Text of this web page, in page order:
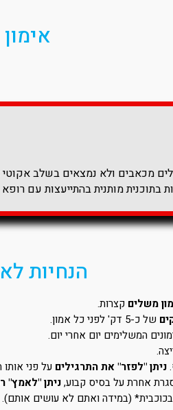
מכאבים ולא נמצאים בשלב אקוטי
בתוכנית מותנית בהתייעצות עם רופא
הנחיות
משלים קצרות.
של כ-5 דק' לפני כל אמון.
המשלימים יום אחרי יום.
ניתן "לפזר" את התרגילים על פני אותו
אחרת על בסיס קבוע,ניתן "לאמץ"
(במידה ואתם לא עושים אותם).